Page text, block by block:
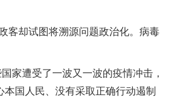
客却试图将溯源问题政治化。病毒
家遭受了一波又一波的疫情冲击，
国人民、没有采取正确行动遏制